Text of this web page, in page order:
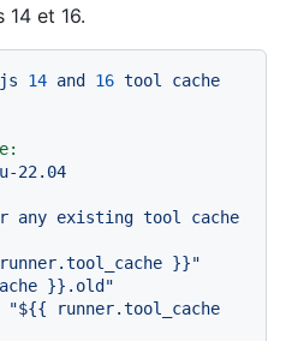
14 et 16.
14 and 16 tool
cache
22.04
any existing tool
cache
}}.old"